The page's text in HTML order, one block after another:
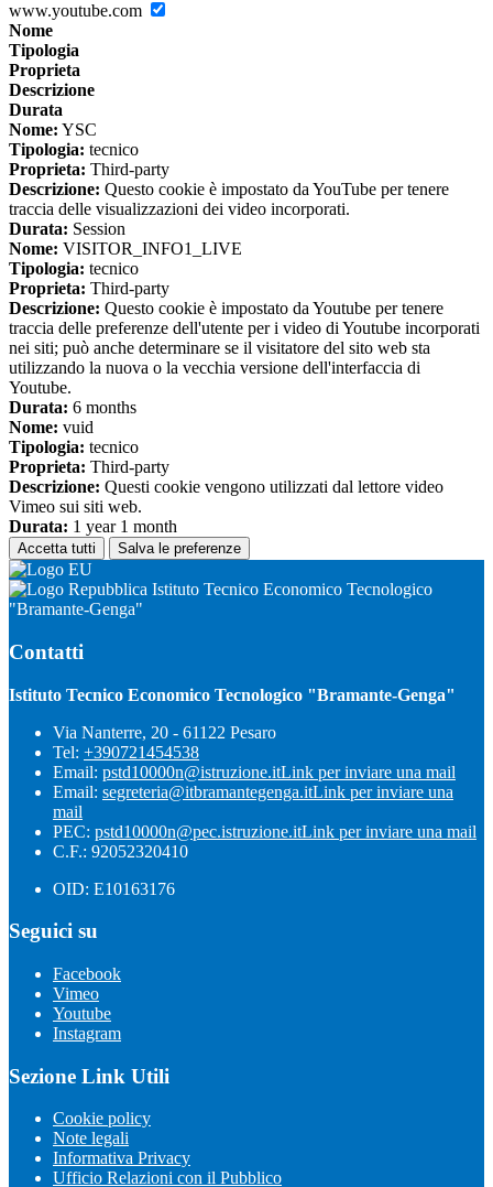
www.youtube.com
Nome
Tipologia
Proprieta
Descrizione
Durata
Nome: YSC
Tipologia: tecnico
Proprieta: Third-party
Descrizione: Questo cookie è impostato da YouTube per tenere
traccia delle visualizzazioni dei video incorporati.
Durata: Session
Nome: VISITOR_INFO1_LIVE
Tipologia: tecnico
Proprieta: Third-party
Descrizione: Questo cookie è impostato da Youtube per tenere
traccia delle preferenze dell'utente per i video di Youtube incorporati
nei siti; può anche determinare se il visitatore del sito web sta
utilizzando la nuova o la vecchia versione dell'interfaccia di
Youtube.
Durata: 6 months
Nome: vuid
Tipologia: tecnico
Proprieta: Third-party
Descrizione: Questi cookie vengono utilizzati dal lettore video
Vimeo sui siti web.
Durata: 1 year 1 month
Accetta tutti Salva le preferenze
Istituto Tecnico Economico Tecnologico
"Bramante-Genga"
Contatti
Istituto Tecnico Economico Tecnologico "Bramante-Genga"
Via Nanterre, 20 - 61122 Pesaro
Tel: +390721454538
Email: pstd10000n@istruzione.itLink per inviare una mail
Email: segreteria@itbramantegenga.itLink per inviare una
mail
PEC: pstd10000n@pec.istruzione.itLink per inviare una mail
C.F.: 92052320410
OID: E10163176
Seguici su
Facebook
Vimeo
Youtube
Instagram
Sezione Link Utili
Cookie policy
Note legali
Informativa Privacy
Ufficio Relazioni con il Pubblico